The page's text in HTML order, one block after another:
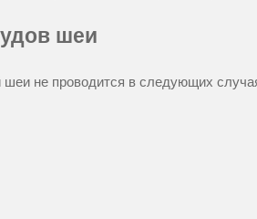
шеи
шеи не проводится в следующих